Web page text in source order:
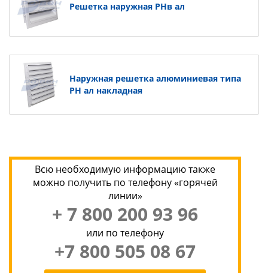
Решетка наружная РНв ал
Наружная решетка алюминиевая типа
РН ал накладная
Всю необходимую информацию также
можно получить по телефону «горячей
линии»
+ 7 800 200 93 96
или по телефону
+7 800 505 08 67